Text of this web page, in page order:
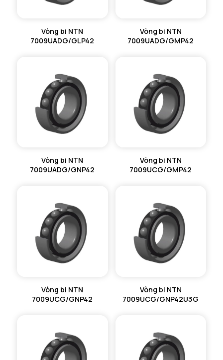
Vòng bi NTN
7009UADG/GLP42
Vòng bi NTN
7009UADG/GMP42
Vòng bi NTN
7009UADG/GNP42
Vòng bi NTN
7009UCG/GMP42
Vòng bi NTN
7009UCG/GNP42
Vòng bi NTN
7009UCG/GNP42U3G